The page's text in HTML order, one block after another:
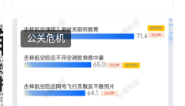
公关危机